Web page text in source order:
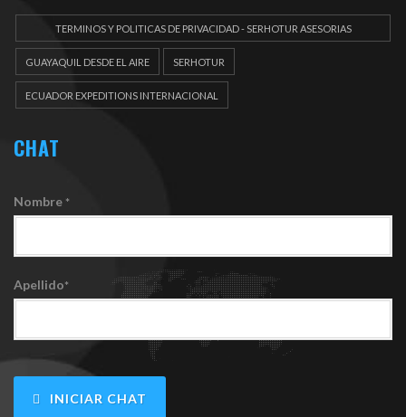
TERMINOS Y POLITICAS DE PRIVACIDAD - SERHOTUR ASESORIAS
GUAYAQUIL DESDE EL AIRE SERHOTUR
ECUADOR EXPEDITIONS INTERNACIONAL
CHAT
Nombre *
Apellido*
INICIAR CHAT